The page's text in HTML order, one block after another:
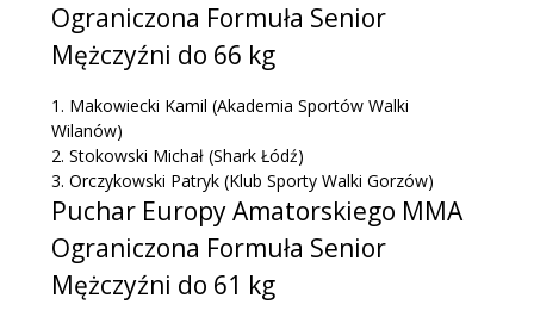
Ograniczona Formuła Senior
Mężczyźni do 66 kg
1. Makowiecki Kamil (Akademia Sportów Walki
Wilanów)
2. Stokowski Michał (Shark Łódź)
3. Orczykowski Patryk (Klub Sporty Walki Gorzów)
Puchar Europy Amatorskiego MMA
Ograniczona Formuła Senior
Mężczyźni do 61 kg